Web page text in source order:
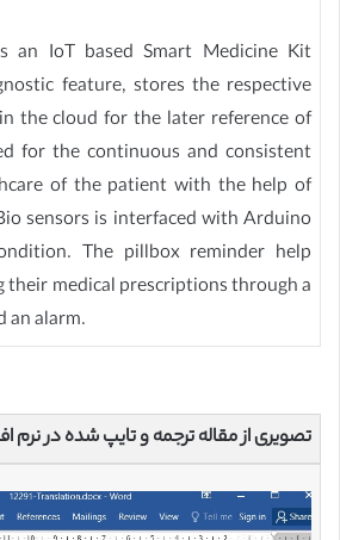
an IoT based Smart Medicine Kit
feature, stores the respective
the cloud for the later reference of
for the continuous and consistent
of the patient with the help of
sensors is interfaced with Arduino
The pillbox reminder help
their medical prescriptions through a
an alarm.
تصویری از مقاله ترجمه و تایپ شده در نرم